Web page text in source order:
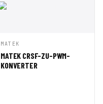
SCHNELLANSICHT
WARENKORB
MATEK
MATEK CRSF-ZU-PWM-
KONVERTER